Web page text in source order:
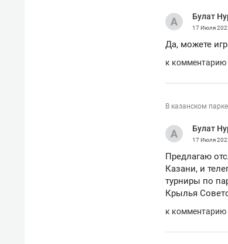
Булат
17 Июля
Да, можете
к комментарию
В казанском
Булат
17 Июля
Предлагаю
Казани, и
турниры по
Крылья
к комментарию